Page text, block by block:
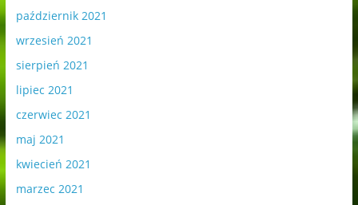
październik 2021
wrzesień 2021
sierpień 2021
lipiec 2021
czerwiec 2021
maj 2021
kwiecień 2021
marzec 2021